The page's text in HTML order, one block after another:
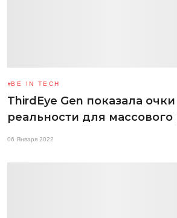
BE IN TECH
ThirdEye Gen показала
реальности для
06 Января 2022